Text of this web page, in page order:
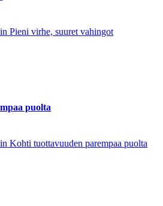
Pieni virhe, suuret vahingot
puolta
Kohti tuottavuuden parempaa puolta